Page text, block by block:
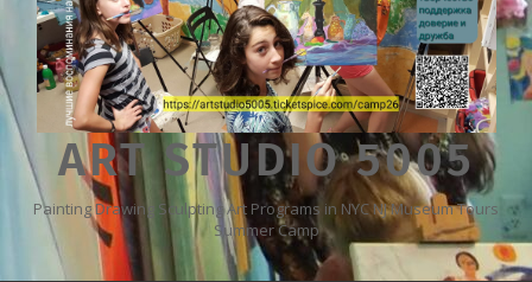
ART STUDIO 5005
Painting Drawing Sculpting Art Programs in NYC NJ Museum Tours
Summer Camp